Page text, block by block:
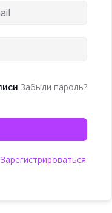
Забыли пароль?
Зарегистрироваться